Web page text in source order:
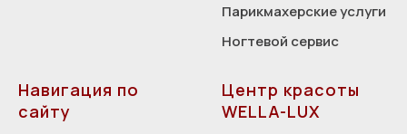
Парикмахерские услуги
Ногтевой сервис
Навигация по
сайту
Центр красоты
WELLA-LUX